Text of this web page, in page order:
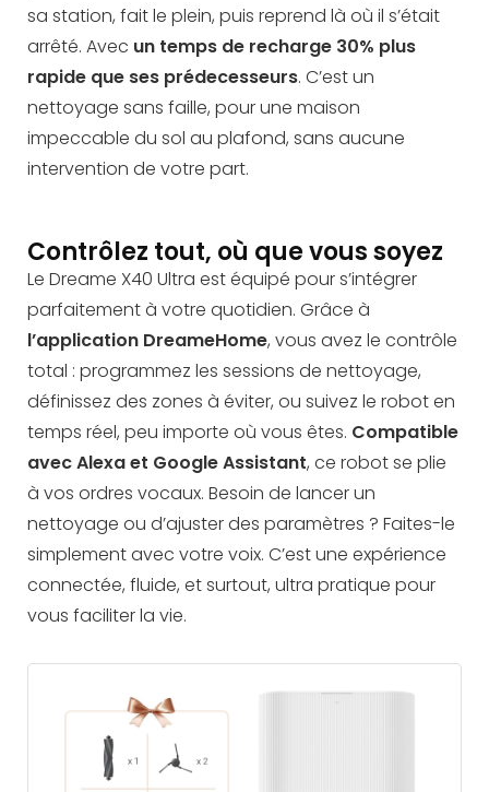
sa station, fait le plein, puis reprend là où il s’était
arrêté. Avec un temps de recharge 30% plus
rapide que ses prédecesseurs. C’est un
nettoyage sans faille, pour une maison
impeccable du sol au plafond, sans aucune
intervention de votre part.
Contrôlez tout, où que vous soyez
Le Dreame X40 Ultra est équipé pour s’intégrer
parfaitement à votre quotidien. Grâce à
l’application DreameHome, vous avez le contrôle
total : programmez les sessions de nettoyage,
définissez des zones à éviter, ou suivez le robot en
temps réel, peu importe où vous êtes. Compatible
avec Alexa et Google Assistant, ce robot se plie
à vos ordres vocaux. Besoin de lancer un
nettoyage ou d’ajuster des paramètres ? Faites-le
simplement avec votre voix. C’est une expérience
connectée, fluide, et surtout, ultra pratique pour
vous faciliter la vie.